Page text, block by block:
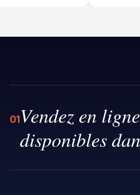
01Vendez en
disponibles